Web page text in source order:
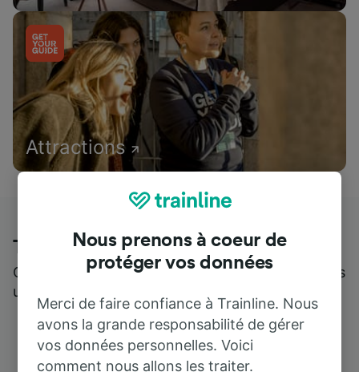
Attractions
Trainline : l'avis de nos clients
Qui mieux pour parler de nous, que ceux qui nous
utilisent ?
Nous prenons à coeur de
protéger vos données
Merci de faire confiance à Trainline. Nous
avons la grande responsabilité de gérer
vos données personnelles. Voici
comment nous allons les traiter.